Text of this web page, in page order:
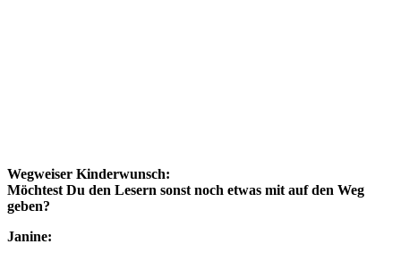
Weg­wei­ser Kin­der­wunsch:
Möch­test Du den Lesern sonst noch etwas mit auf den Weg
geben?
Jani­ne: